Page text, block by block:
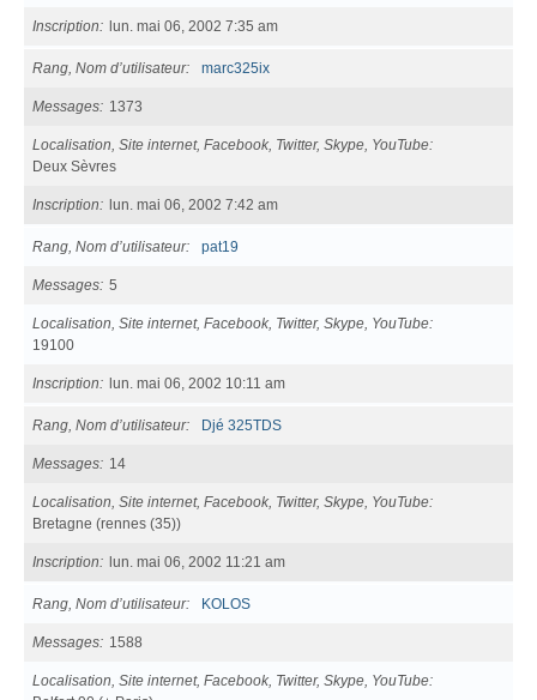
Inscription lun. mai 06, 2002 7:35 am
Rang, Nom d’utilisateur marc325ix
Messages 1373
Localisation, Site internet, Facebook, Twitter, Skype, YouTube
Deux Sèvres
Inscription lun. mai 06, 2002 7:42 am
Rang, Nom d’utilisateur pat19
Messages 5
Localisation, Site internet, Facebook, Twitter, Skype, YouTube
19100
Inscription lun. mai 06, 2002 10:11 am
Rang, Nom d’utilisateur Djé 325TDS
Messages 14
Localisation, Site internet, Facebook, Twitter, Skype, YouTube
Bretagne (rennes (35))
Inscription lun. mai 06, 2002 11:21 am
Rang, Nom d’utilisateur KOLOS
Messages 1588
Localisation, Site internet, Facebook, Twitter, Skype, YouTube